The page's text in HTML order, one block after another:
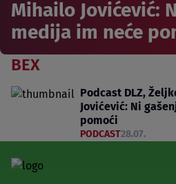
Mihailo Jovićević:
medija im neće
BEX
Podcast DLZ,
Jovićević: Ni
pomoći
PODCAST28.07.